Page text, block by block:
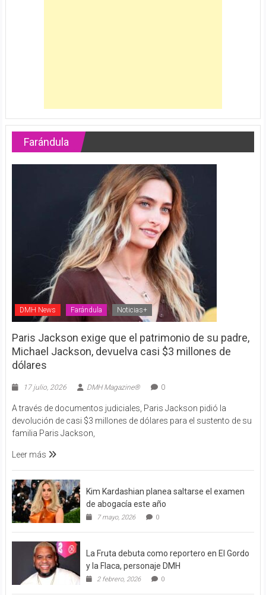
Farándula
DMH News Farándula Noticias+
Paris Jackson exige que el patrimonio de su padre,
Michael Jackson, devuelva casi $3 millones de
dólares
17 julio, 2026 DMH Magazine® 0
A través de documentos judiciales, Paris Jackson pidió la
devolución de casi $3 millones de dólares para el sustento de su
familia Paris Jackson,
Leer más
Kim Kardashian planea saltarse el examen
de abogacía este año
7 mayo, 2026 0
La Fruta debuta como reportero en El Gordo
y la Flaca, personaje DMH
2 febrero, 2026 0